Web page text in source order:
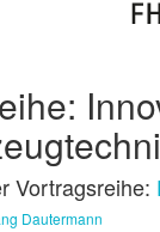
Vortragsreihe:
Dautermann